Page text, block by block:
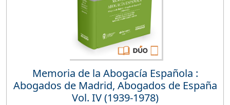
Memoria de la Abogacía Española :
Abogados de Madrid, Abogados de España
Vol. IV (1939-1978)